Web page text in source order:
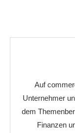
Auf
Unternehmer
dem
Finanzen